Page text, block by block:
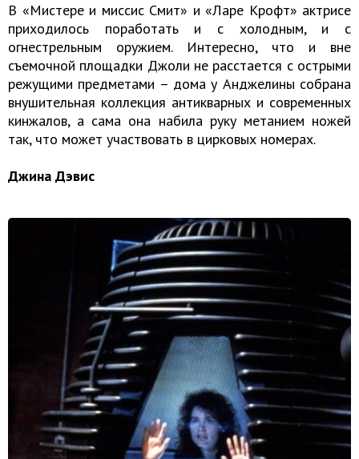
В «Мистере и миссис Смит» и «Ларе Крофт» актрисе
приходилось поработать и с холодным, и с
огнестрельным оружием. Интересно, что и вне
съемочной площадки Джоли не расстается с острыми
режущими предметами – дома у Анджелины собрана
внушительная коллекция антикварных и современных
кинжалов, а сама она набила руку метанием ножей
так, что может участвовать в цирковых номерах.
Джина Дэвис